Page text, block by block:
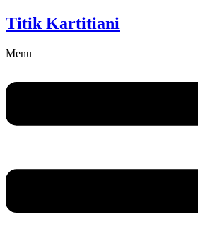
Titik Kartitiani
Menu